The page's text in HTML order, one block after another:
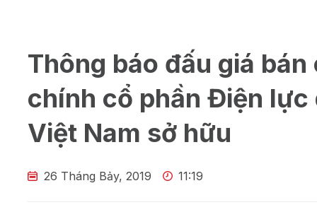
Thông báo đấu giá
chính cổ phần Điện
Việt Nam sở hữu
26 Tháng Bảy, 2019 11:19